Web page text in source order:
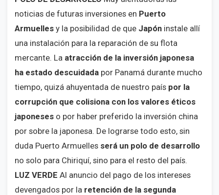
noticias de futuras inversiones en Puerto
Armuelles y la posibilidad de que Japón instale allí
una instalación para la reparación de su flota
mercante. La atracción de la inversión japonesa
ha estado descuidada por Panamá durante mucho
tiempo, quizá ahuyentada de nuestro país por la
corrupción que colisiona con los valores éticos
japoneses o por haber preferido la inversión china
por sobre la japonesa. De lograrse todo esto, sin
duda Puerto Armuelles será un polo de desarrollo
no solo para Chiriquí, sino para el resto del país.
LUZ VERDE Al anuncio del pago de los intereses
devengados por la retención de la segunda